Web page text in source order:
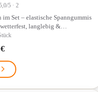
5 · 2
Set – elastische Spanngummis
wetterfest, langlebig &…